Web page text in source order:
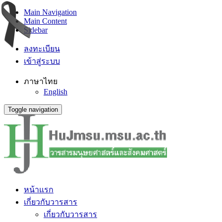
Main Navigation
Main Content
Sidebar
ลงทะเบียน
เข้าสู่ระบบ
ภาษาไทย
English
Toggle navigation
หน้าแรก
เกี่ยวกับวารสาร
เกี่ยวกับวารสาร